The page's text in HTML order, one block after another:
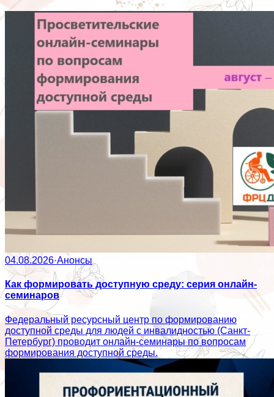
04.08.2026·Анонсы
Как формировать доступную среду: серия онлайн-
семинаров
Федеральный ресурсный центр по формированию
доступной среды для людей с инвалидностью (Санкт-
Петербург) проводит онлайн-семинары по вопросам
формирования доступной среды.